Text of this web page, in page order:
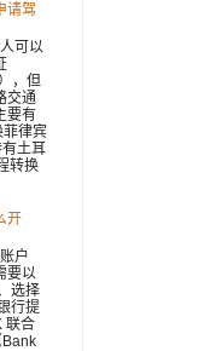
请驾
可以
，但
交通
要有
菲律宾
土耳
转换
开
户
要以
选择
行提
联合
Bank